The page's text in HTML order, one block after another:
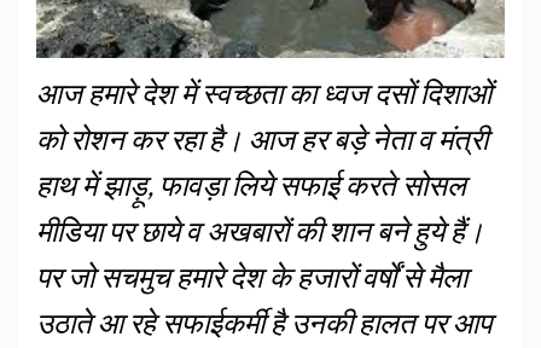
आज हमारे देश में स्वच्छता का ध्वज दसों दिशाओं
को रोशन कर रहा है। आज हर बड़े नेता व मंत्री
हाथ में झाड़ू, फावड़ा लिये सफाई करते सोसल
मीडिया पर छाये व अखबारों की शान बने हुये हैं।
पर जो सचमुच हमारे देश के हजारों वर्षों से मैला
उठाते आ रहे सफाईकर्मी है उनकी हालत पर आप